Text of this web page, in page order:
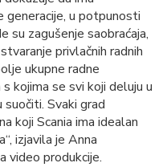
generacije, u potpunosti
su zagušenje saobraćaja,
privlačnih radnih
ukupne radne
kojima se svi koji deluju u
suočiti. Svaki grad
koji Scania ima idealan
izjavila je Anna
video produkcije.